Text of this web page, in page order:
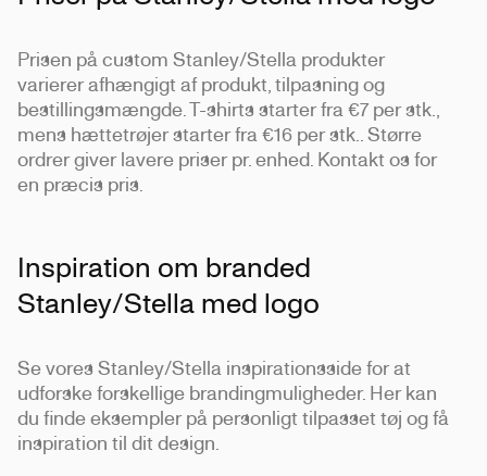
Prisen på custom Stanley/Stella produkter
varierer afhængigt af produkt, tilpasning og
bestillingsmængde. T-shirts starter fra €7 per stk.,
mens hættetrøjer starter fra €16 per stk.. Større
ordrer giver lavere priser pr. enhed. Kontakt os for
en præcis pris.
Inspiration om branded
Stanley/Stella med logo
Se vores Stanley/Stella inspirationsside for at
udforske forskellige brandingmuligheder. Her kan
du finde eksempler på personligt tilpasset tøj og få
inspiration til dit design.